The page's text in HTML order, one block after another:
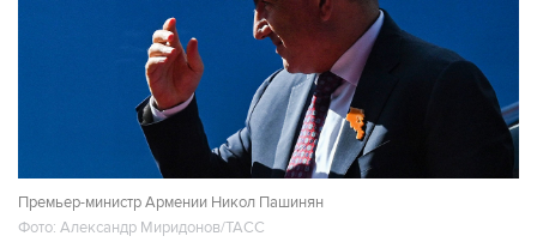
Премьер-министр Армении Никол Пашинян
Фото: Александр Миридонов/ТАСС